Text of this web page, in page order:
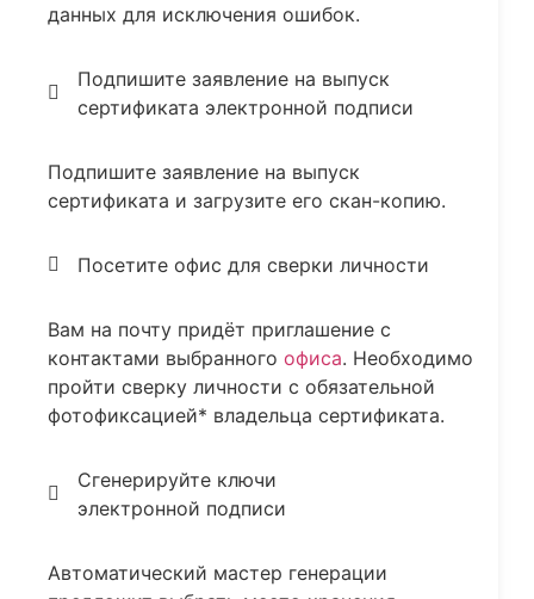
данных для исключения ошибок.
Подпишите заявление на выпуск
сертификата электронной подписи
Подпишите заявление на выпуск
сертификата и загрузите его скан-копию.
Посетите офис для сверки личности
Вам на почту придёт приглашение с
контактами выбранного офиса. Необходимо
пройти сверку личности с обязательной
фотофиксацией* владельца сертификата.
Сгенерируйте ключи
электронной подписи
Автоматический мастер генерации